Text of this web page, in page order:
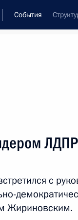
События
с
Жириновским.